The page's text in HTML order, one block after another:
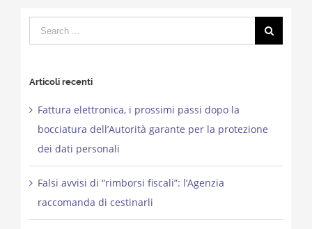
Search
for:
Articoli recenti
Fattura elettronica, i prossimi passi dopo la
bocciatura dell’Autorità garante per la protezione
dei dati personali
Falsi avvisi di “rimborsi fiscali”: l’Agenzia
raccomanda di cestinarli